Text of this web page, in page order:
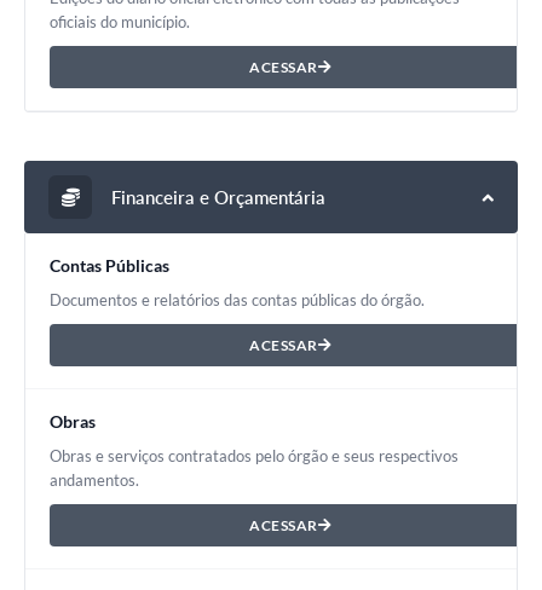
oficiais do município.
ACESSAR
Financeira e Orçamentária
Contas Públicas
Documentos e relatórios das contas públicas do órgão.
ACESSAR
Obras
Obras e serviços contratados pelo órgão e seus respectivos
andamentos.
ACESSAR